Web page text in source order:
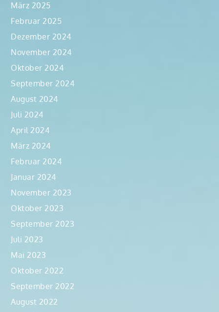
März 2025
Februar 2025
Dezember 2024
November 2024
Oktober 2024
September 2024
August 2024
Juli 2024
April 2024
März 2024
Februar 2024
Januar 2024
November 2023
Oktober 2023
September 2023
Juli 2023
Mai 2023
Oktober 2022
September 2022
August 2022